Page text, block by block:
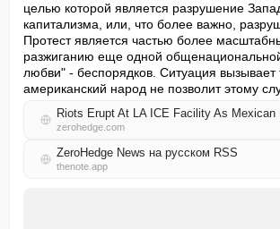
целью которой является разрушение
капитализма, или, что более важно,
Протест является частью более
разжиганию еще одной
любви" - беспорядков. Ситуация вызывает
американский народ не позволит этому
zerohedge.com
ZeroHedge News на русском RSS
thenote.app